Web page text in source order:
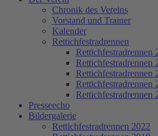
Chronik des Vereins
Vorstand und Trainer
Kalender
Rettichfestradrennen
Rettichfestradrennen
Rettichfestradrennen
Rettichfestradrennen
Rettichfestradrennen
Rettichfestradrennen
Presseecho
Bildergalerie
Rettichfestradrennen 2022